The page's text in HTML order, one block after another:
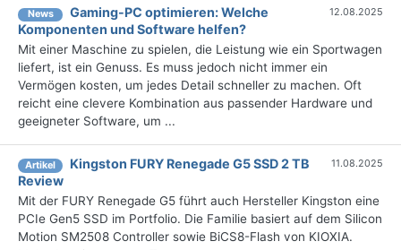
News
Gaming-PC optimieren: Welche
Komponenten und Software helfen?
12.08.2025
Mit einer Maschine zu spielen, die Leistung wie ein Sportwagen
liefert, ist ein Genuss. Es muss jedoch nicht immer ein
Vermögen kosten, um jedes Detail schneller zu machen. Oft
reicht eine clevere Kombination aus passender Hardware und
geeigneter Software, um ...
Artikel
Kingston FURY Renegade G5 SSD 2 TB
Review
11.08.2025
Mit der FURY Renegade G5 führt auch Hersteller Kingston eine
PCIe Gen5 SSD im Portfolio. Die Familie basiert auf dem Silicon
Motion SM2508 Controller sowie BiCS8-Flash von KIOXIA.